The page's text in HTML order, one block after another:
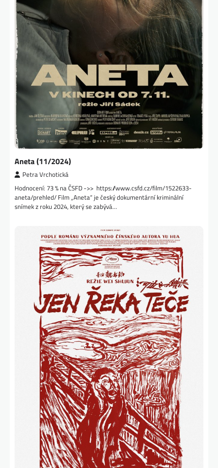
Aneta (11/2024)
Petra Vrchotická
Hodnocení: 73 % na ČSFD ->> https://www.csfd.cz/film/1522633-
aneta/prehled/ Film „Aneta“ je český dokumentární kriminální
snímek z roku 2024, který se zabývá…